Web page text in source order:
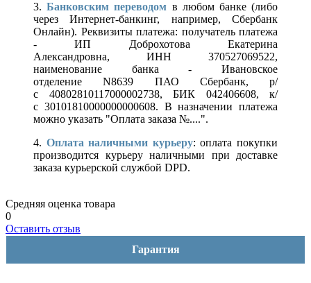
3.Банковским переводом в любом банке (либо
через Интернет-банкинг, например, Сбербанк
Онлайн). Реквизиты платежа: получатель платежа
- ИП Доброхотова Екатерина
Александровна, ИНН 370527069522,
наименование банка - Ивановское
отделение N8639 ПАО Сбербанк, р/
с 40802810117000002738, БИК 042406608, к/
с 30101810000000000608. В назначении платежа
можно указать "Оплата заказа №....".
4. Оплата наличными курьеру: оплата покупки
производится курьеру наличными при доставке
заказа курьерской службой DPD.
Средняя оценка товара
0
Оставить отзыв
Гарантия